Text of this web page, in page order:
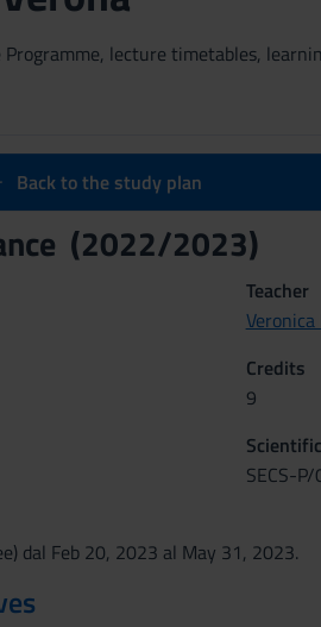
lecture timetables,
Back to the study plan
(2022/2023)
Teacher
Veronica
Credits
9
SECS-P/
dal Feb 20, 2023 al May 31, 2023.